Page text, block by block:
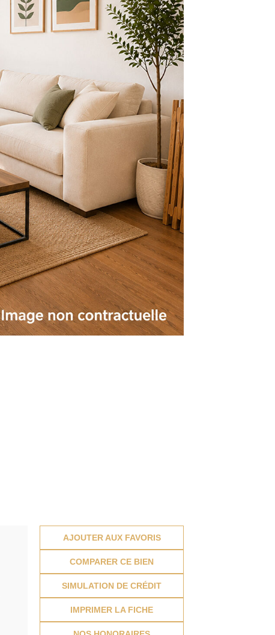
AJOUTER AUX FAVORIS
COMPARER CE BIEN
SIMULATION DE CRÉDIT
IMPRIMER LA FICHE